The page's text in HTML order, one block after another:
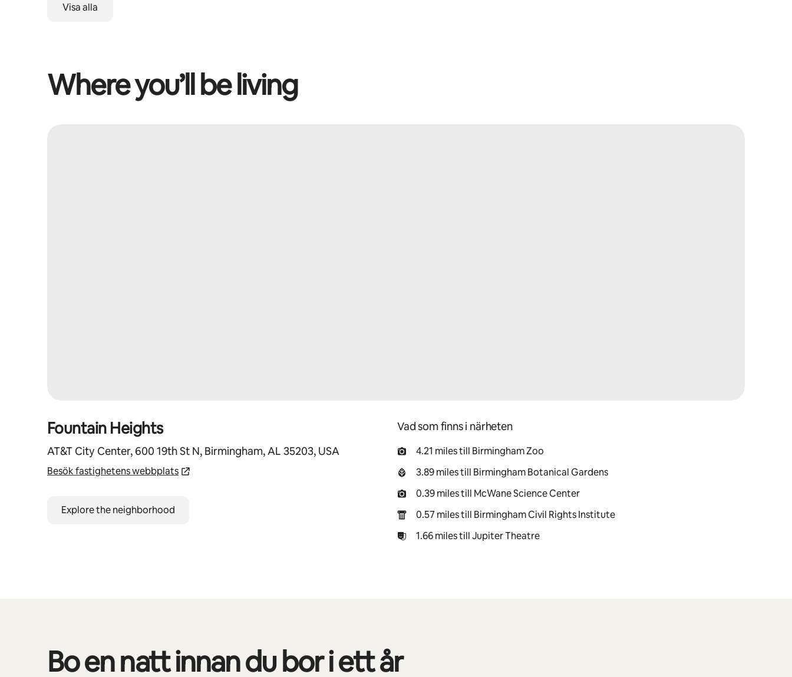
Visa alla
Where you’ll be living
Fountain Heights
AT&T City Center, 600 19th St N, Birmingham, AL 35203, USA
Besök fastighetens webbplats
Explore the neighborhood
Vad som finns i närheten
4.21 miles till Birmingham Zoo
3.89 miles till Birmingham Botanical Gardens
0.39 miles till McWane Science Center
0.57 miles till Birmingham Civil Rights Institute
1.66 miles till Jupiter Theatre
Bo en natt innan du bor i ett år
0 av 0 objekt visas